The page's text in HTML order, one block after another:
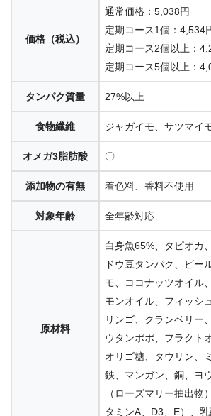
価格（税込）
通常価格：5,038円
定期コース1個：4,534
定期コース2個以上：
定期コース5個以上：
タンパク質量 27%以上
食物繊維 ジャガイモ、サツマイ
オメガ3脂肪酸 〇
添加物の有無 着色料、香料不使用
対象年齢 全年齢対応
原材料
白身魚65%、タピオカ
ドウ豆タンパク、ビー
モ、ココナッツオイル
モンオイル、フィッシ
リンゴ、クランベリー
ウタンポポ、フラクト
オリゴ糖、タウリン、
鉄、マンガン、銅、ヨ
（ローズマリー抽出物
タミンA、D3、E）、